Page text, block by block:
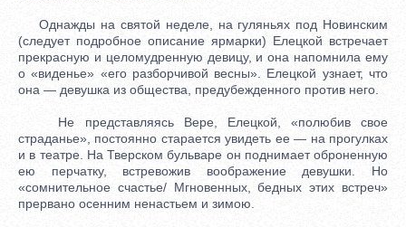
Однажды на святой неделе, на гуляньях под Новинским
(следует подробное описание ярмарки) Елецкой встречает
прекрасную и целомудренную девицу, и она напомнила ему
о «виденье» «его разборчивой весны». Елецкой узнает, что
она — девушка из общества, предубежденного против него.
Не представляясь Вере, Елецкой, «полюбив свое
страданье», постоянно старается увидеть ее — на прогулках
и в театре. На Тверском бульваре он поднимает оброненную
ею перчатку, встревожив воображение девушки. Но
«сомнительное счастье/ Мгновенных, бедных этих встреч»
прервано осенним ненастьем и зимою.